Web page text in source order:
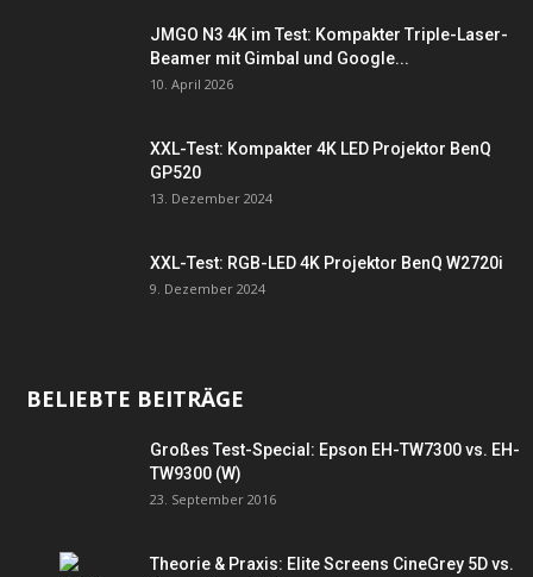
JMGO N3 4K im Test: Kompakter Triple-Laser-
Beamer mit Gimbal und Google...
10. April 2026
XXL-Test: Kompakter 4K LED Projektor BenQ
GP520
13. Dezember 2024
XXL-Test: RGB-LED 4K Projektor BenQ W2720i
9. Dezember 2024
BELIEBTE BEITRÄGE
Großes Test-Special: Epson EH-TW7300 vs. EH-
TW9300 (W)
23. September 2016
Theorie & Praxis: Elite Screens CineGrey 5D vs.